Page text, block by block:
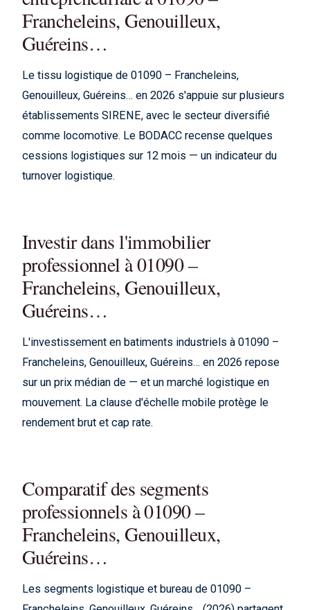
Francheleins, Genouilleux,
Guéreins…
Le tissu logistique de 01090 – Francheleins,
Genouilleux, Guéreins… en 2026 s'appuie sur plusieurs
établissements SIRENE, avec le secteur diversifié
comme locomotive. Le BODACC recense quelques
cessions logistiques sur 12 mois — un indicateur du
turnover logistique.
Investir dans l'immobilier
professionnel à 01090 –
Francheleins, Genouilleux,
Guéreins…
L'investissement en batiments industriels à 01090 –
Francheleins, Genouilleux, Guéreins… en 2026 repose
sur un prix médian de — et un marché logistique en
mouvement. La clause d'échelle mobile protège le
rendement brut et cap rate.
Comparatif des segments
professionnels à 01090 –
Francheleins, Genouilleux,
Guéreins…
Les segments logistique et bureau de 01090 –